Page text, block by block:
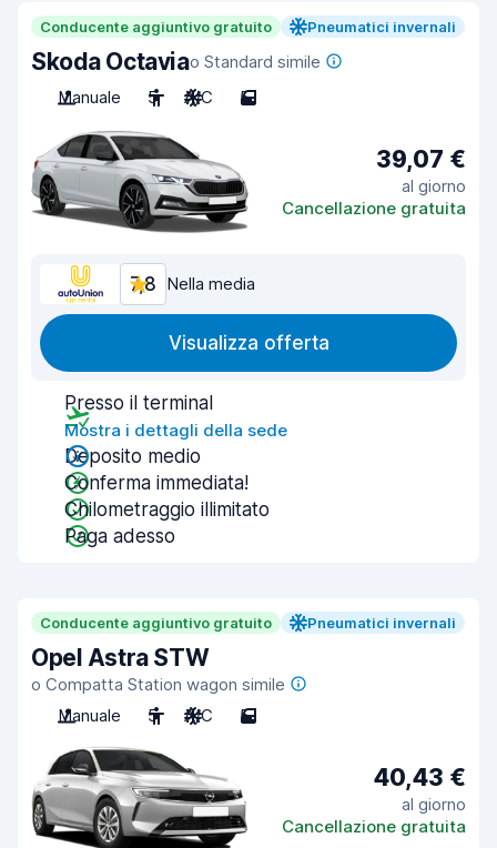
Conducente aggiuntivo gratuito Pneumatici invernali
Skoda Octaviao Standard simile
Manuale
5 A/C 5
39,07 €
al giorno
Cancellazione gratuita
7,8 Nella media
Visualizza offerta
Presso il terminal
Mostra i dettagli della sede
Deposito medio
Conferma immediata!
Chilometraggio illimitato
Paga adesso
Conducente aggiuntivo gratuito Pneumatici invernali
Opel Astra STW
o Compatta Station wagon simile
Manuale
5 A/C 5
40,43 €
al giorno
Cancellazione gratuita